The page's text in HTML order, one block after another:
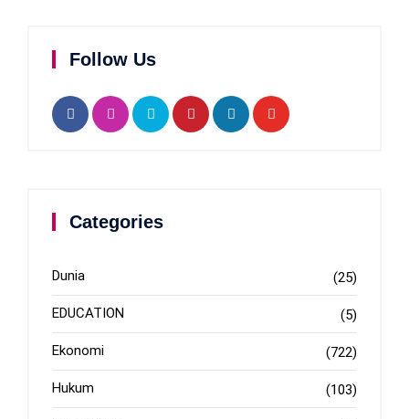
Follow Us
Categories
Dunia (25)
EDUCATION (5)
Ekonomi (722)
Hukum (103)